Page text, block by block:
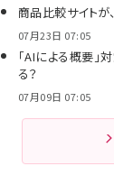
商品比較サイトが
07月23日 07:05
「AIによる概要」
る？
07月09日 07:05